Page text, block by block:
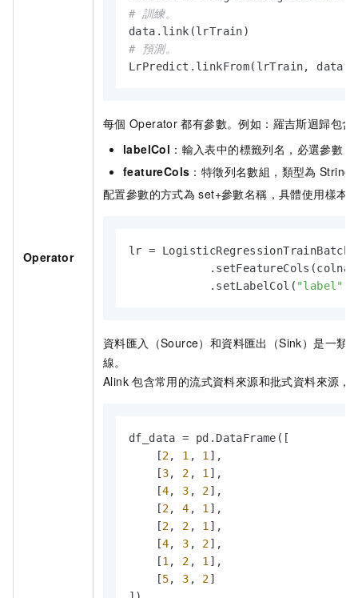
Operator
# 訓練。
# 預測。
LrPredict.linkFrom(lrTrain, data)
每個 Operator 都有參數。例如：羅吉斯迴歸包含
labelCol ：輸入表中的標籤列名，必選參數
featureCols ：特徵列名數組，類型為
配置參數的方式為 set+參數名稱，具體使用樣本
lr =
            .setLabelCol(
"label"
資料匯入（Source）和資料匯出（Sink）是一類
線。
Alink 包含常用的流式資料來源和批式資料來源，
df_data = pd.DataFrame([
    [
2, 1 , 1],
    [
3, 2 , 1],
    [
4, 3 , 2],
    [
2, 4 , 1],
    [
2, 2 , 1],
    [
4, 3 , 2],
    [
1, 2 , 1],
    [
5, 3 , 2]